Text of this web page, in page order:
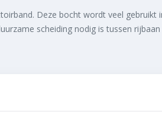
Deze bocht wordt veel gebruikt
scheiding nodig is tussen